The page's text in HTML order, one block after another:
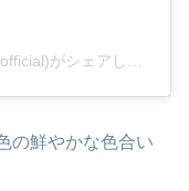
の鮮やかな色合い